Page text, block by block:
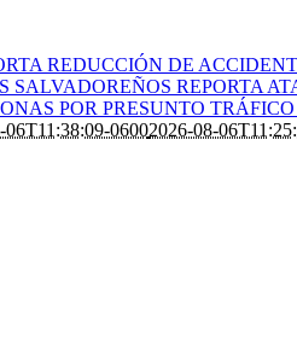
REDUCCIÓN DE
SALVADOREÑOS REPORTA
POR PRESUNTO
06T11:38:09-06002026-08-